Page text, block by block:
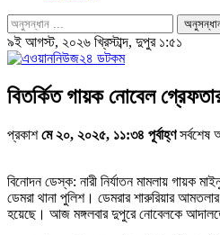
৯ই আগস্ট, ২০২৬ খ্রিস্টাব্দ, দুপুর ১:৫১
বিতর্কিত গায়ক নোবেল
প্রকাশমে ২০, ২০২৫, ১১:৩৪ পূর্বাহ্ণ
বিনোদন ডেস্ক: নারী নির্যাতন মামলায় গায়ক
ডেমরা থানা পুলিশ। ডেমরার শারুরিয়ার
হয়েছে। আজ মঙ্গলবার দুপুরে নোবেলকে